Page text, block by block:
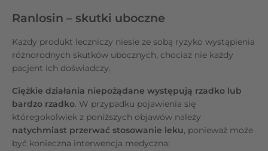
Ranlosin – skutki uboczne
Każdy produkt leczniczy niesie ze sobą ryzyko wystąpienia
różnorodnych skutków ubocznych, chociaż nie każdy
pacjent ich doświadczy.
Ciężkie działania niepożądane występują rzadko lub
bardzo rzadko. W przypadku pojawienia się
któregokolwiek z poniższych objawów należy
natychmiast przerwać stosowanie leku, ponieważ może
być konieczna interwencja medyczna: